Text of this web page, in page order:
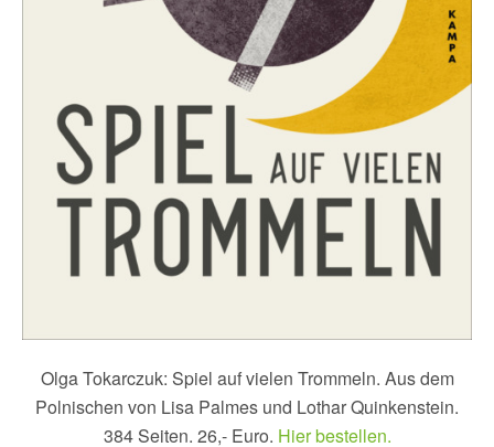
Olga Tokarczuk: Spiel auf vielen Trommeln. Aus dem
Polnischen von Lisa Palmes und Lothar Quinkenstein.
384 Seiten. 26,- Euro. Hier bestellen.